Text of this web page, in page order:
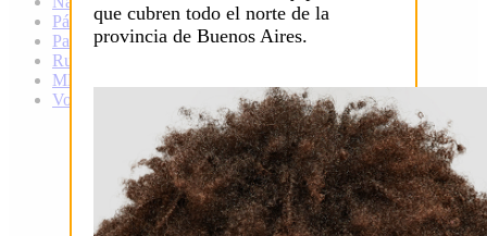
que cubren todo el norte de la
provincia de Buenos Aires.
Pádel
Patín
Rugby
MMA
Voley